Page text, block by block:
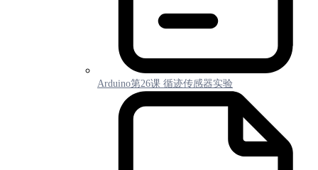
Arduino第26课 循迹传感器实验